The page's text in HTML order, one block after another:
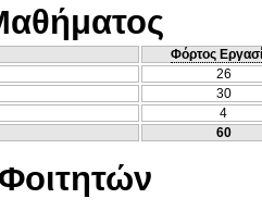
Φόρτος
26
30
4
60